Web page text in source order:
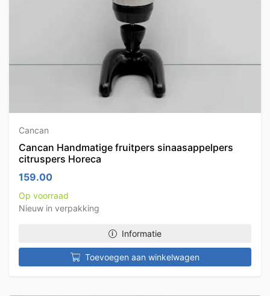
Cancan
Cancan Handmatige fruitpers sinaasappelpers
citruspers Horeca
159.00
Op voorraad
Nieuw in verpakking
Informatie
Toevoegen aan winkelwagen